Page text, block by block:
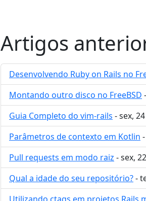
Artigos
Desenvolvendo Ruby on Rails no
Montando outro disco no FreeBSD
Guia Completo do vim-rails - sex,
Parâmetros de contexto em Kotlin
Pull requests em modo raiz - sex,
Qual a idade do seu repositório?-